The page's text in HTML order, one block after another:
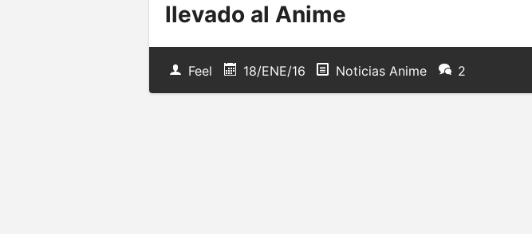
llevado al Anime
Feel 18/ENE/16 Noticias Anime 2